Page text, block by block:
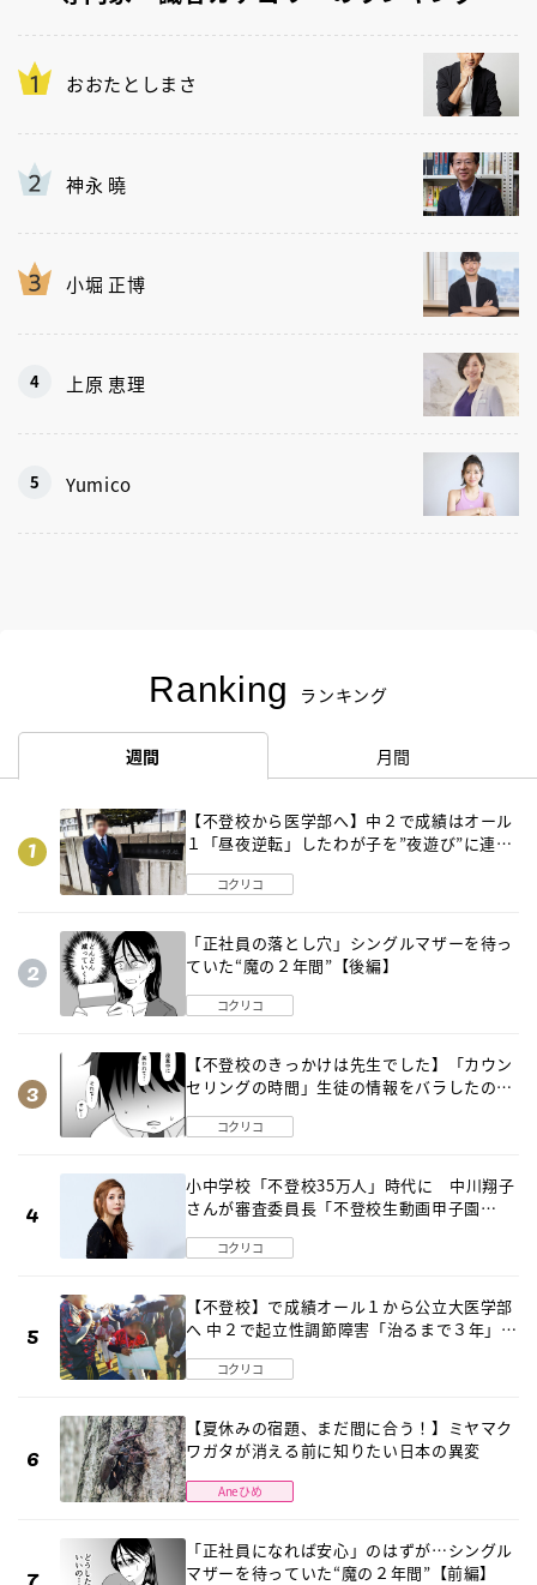
おおたとしまさ
神永 曉
小堀 正博
上原 恵理
Yumico
Ranking ランキング
週間 月間
【不登校から医学部へ】中２で成績はオール
１「昼夜逆転」したわが子を”夜遊び”に連れ
コクリコ
「正社員の落とし穴」シングルマザーを待っ
ていた“魔の２年間”【後編】
コクリコ
【不登校のきっかけは先生でした】「カウン
セリングの時間」生徒の情報をバラしたの
コクリコ
小中学校「不登校35万人」時代に 中川翔子
さんが審査委員長「不登校生動画甲子園
コクリコ
【不登校】で成績オール１から公立大医学部
へ 中２で起立性調節障害「治るまで３年」の
コクリコ
【夏休みの宿題、まだ間に合う！】ミヤマク
ワガタが消える前に知りたい日本の異変
Aneひめ
「正社員になれば安心」のはずが…シングル
マザーを待っていた“魔の２年間”【前編】